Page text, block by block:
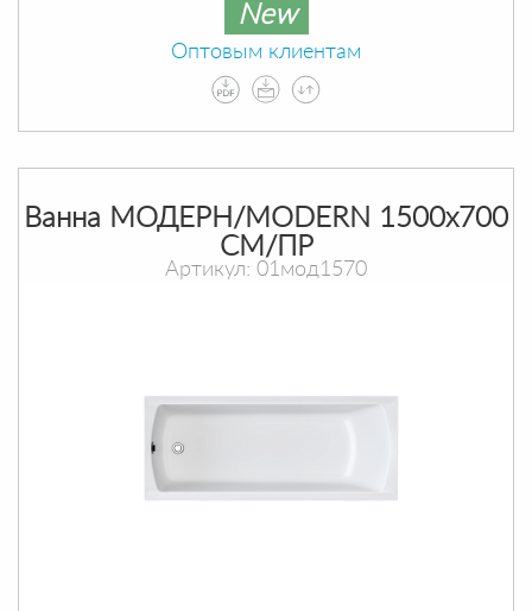
New
Оптовым клиентам
Ванна МОДЕРН/MODERN 1500х700
СМ/ПР
Артикул: 01мод1570